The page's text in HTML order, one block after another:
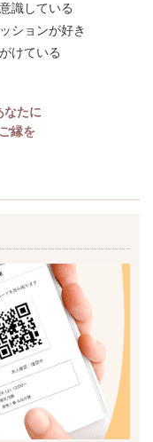
識している
ションが好き
けている
なたに
縁を